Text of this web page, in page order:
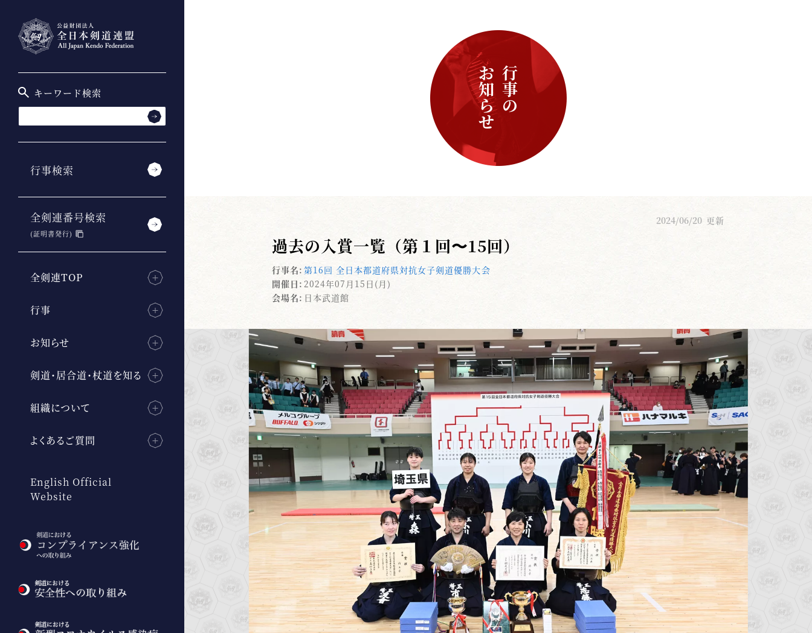
キーワード検索
行事検索
全剣連番号検索
(証明書発行)
全剣連TOP
行事
お知らせ
剣道・居合道・杖道を知る
組織について
よくあるご質問
English Official
Website
行事の
お知らせ
2024/06/20 更新
過去の入賞一覧（第１回〜15回）
行事名: 第16回 全日本都道府県対抗女子剣道優勝大会
開催日: 2024年07月15日(月)
会場名: 日本武道館